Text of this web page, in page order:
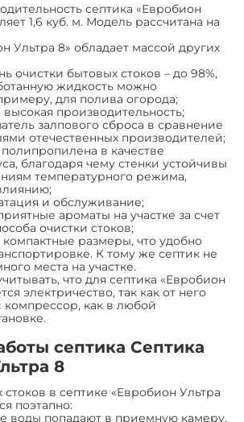
септика «Евробион
1,6 куб. м. Модель рассчитана на
Ультра 8» обладает массой других
очистки бытовых стоков – до 98%,
жидкость можно
для полива огорода;
производительность;
залпового сброса в сравнение
отечественных производителей;
в качестве
благодаря чему стенки устойчивы
температурного режима,
и обслуживание;
ароматы на участке за счет
очистки стоков;
размеры, что удобно
К тому же септик не
места на участке.
что для септика «Евробион
электричество, так как от него
компрессор, как в любой
септика Септика
8
в септике «Евробион Ультра
поэтапно:
воды попадают в приемную камеру,